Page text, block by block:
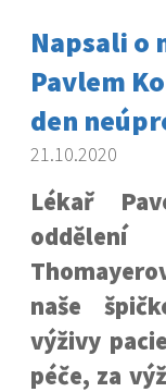
Napsali o
Pavlem
den
21.10.2020
Lékař
oddělení
naše
výživy
péče, za